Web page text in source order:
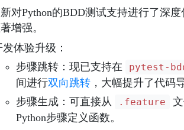
对Python的BDD测试支持进行了深
增强。
发体验升级 ：
步骤跳转 ：现已支持在 pytest-
间进行双向跳转 ，大幅提升了代码
步骤生成 ：可直接从 .feature
Python步骤定义函数。